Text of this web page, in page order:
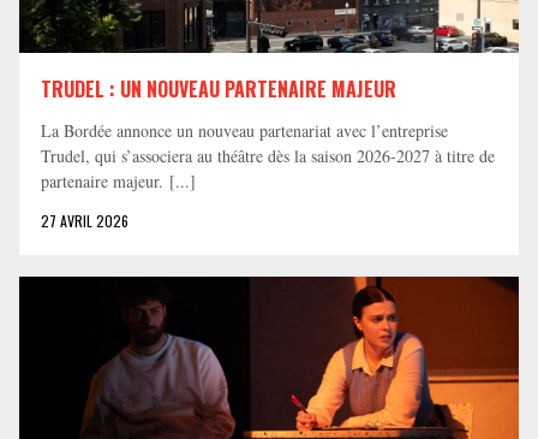
TRUDEL : UN NOUVEAU PARTENAIRE MAJEUR
La Bordée annonce un nouveau partenariat avec l’entreprise
Trudel, qui s’associera au théâtre dès la saison 2026-2027 à titre de
partenaire majeur. [...]
27 AVRIL 2026